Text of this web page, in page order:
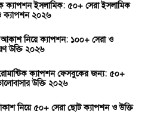
ক্যাপশন ইসলামিক: ৫০+ সেরা ইসলামিক
ক্যাপশন ২০২৬
আকাশ নিয়ে ক্যাপশন: ১০০+ সেরা ও
উক্তি ২০২৬
রোমান্টিক ক্যাপশন ফেসবুকের জন্য: ৫০+
উক্তি ২০২৬
নিয়ে ৫০+ সেরা ছোট ক্যাপশন ও উক্তি